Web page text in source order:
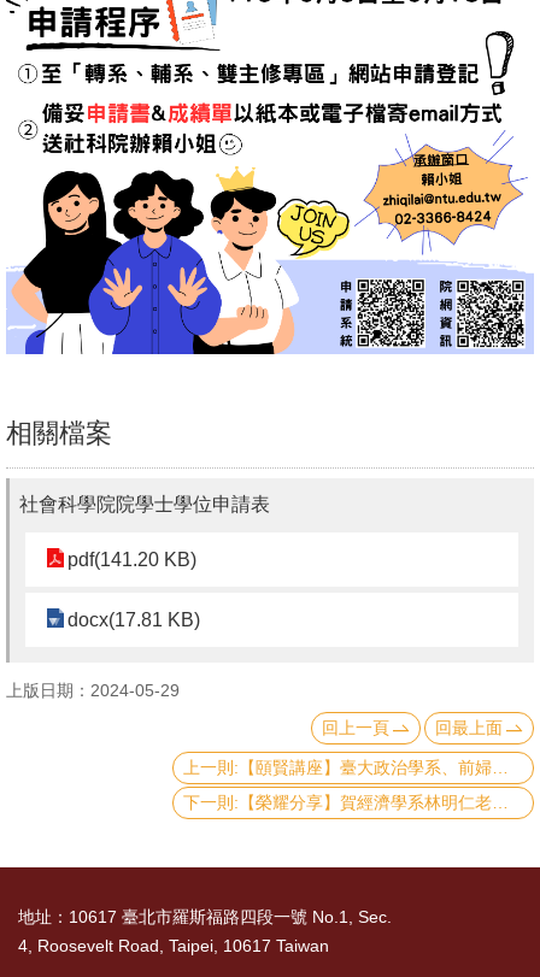
專
區
facebook
相關檔案
社會科學院院學士學位申請表
pdf(141.20 KB)
docx(17.81 KB)
上版日期：2024-05-29
回上一頁
回最上面
上一則:【頤賢講座】臺大政治學系、前婦女新知基金會董事長黃長玲教授: 「對新政府未來施政的期許」-2024.05.02
地址：10617 臺北市羅斯福路四段一號 No.1, Sec.
4, Roosevelt Road, Taipei, 10617 Taiwan